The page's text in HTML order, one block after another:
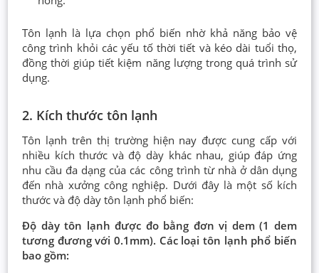
Tôn lạnh là lựa chọn phổ biến nhờ khả năng bảo vệ
công trình khỏi các yếu tố thời tiết và kéo dài tuổi thọ,
đồng thời giúp tiết kiệm năng lượng trong quá trình sử
dụng.
2. Kích thước tôn lạnh
Tôn lạnh trên thị trường hiện nay được cung cấp với
nhiều kích thước và độ dày khác nhau, giúp đáp ứng
nhu cầu đa dạng của các công trình từ nhà ở dân dụng
đến nhà xưởng công nghiệp. Dưới đây là một số kích
thước và độ dày tôn lạnh phổ biến:
Độ dày tôn lạnh được đo bằng đơn vị dem (1 dem
tương đương với 0.1mm). Các loại tôn lạnh phổ biến
bao gồm: